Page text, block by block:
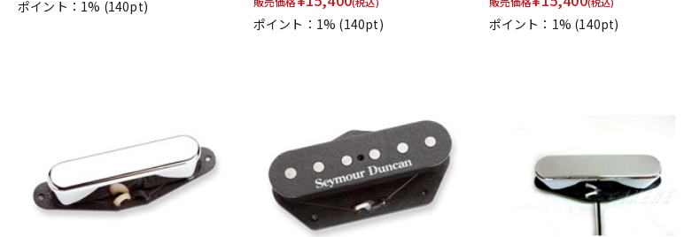
ポイント：1% (140pt)
ポイント：1% (140pt) ポイント：1% (140pt)